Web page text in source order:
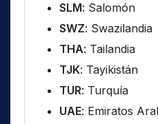
SLM: Salomón
SWZ: Swazilandia
THA: Tailandia
TJK: Tayikistán
TUR: Turquía
UAE: Emiratos